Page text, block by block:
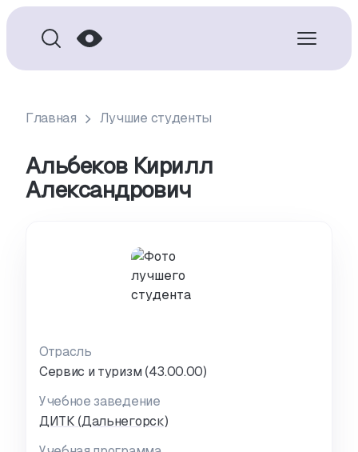
Главная Лучшие студенты
Альбеков Кирилл
Александрович
Отрасль
Сервис и туризм (43.00.00)
Учебное заведение
ДИТК (Дальнегорск)